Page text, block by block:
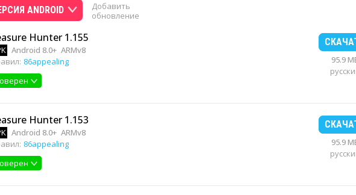
ANDROID
Добавить
обновление
Hunter 1.155
Android 8.0+ ARMv8
86appealing
95.9
Hunter 1.153
Android 8.0+ ARMv8
86appealing
95.9